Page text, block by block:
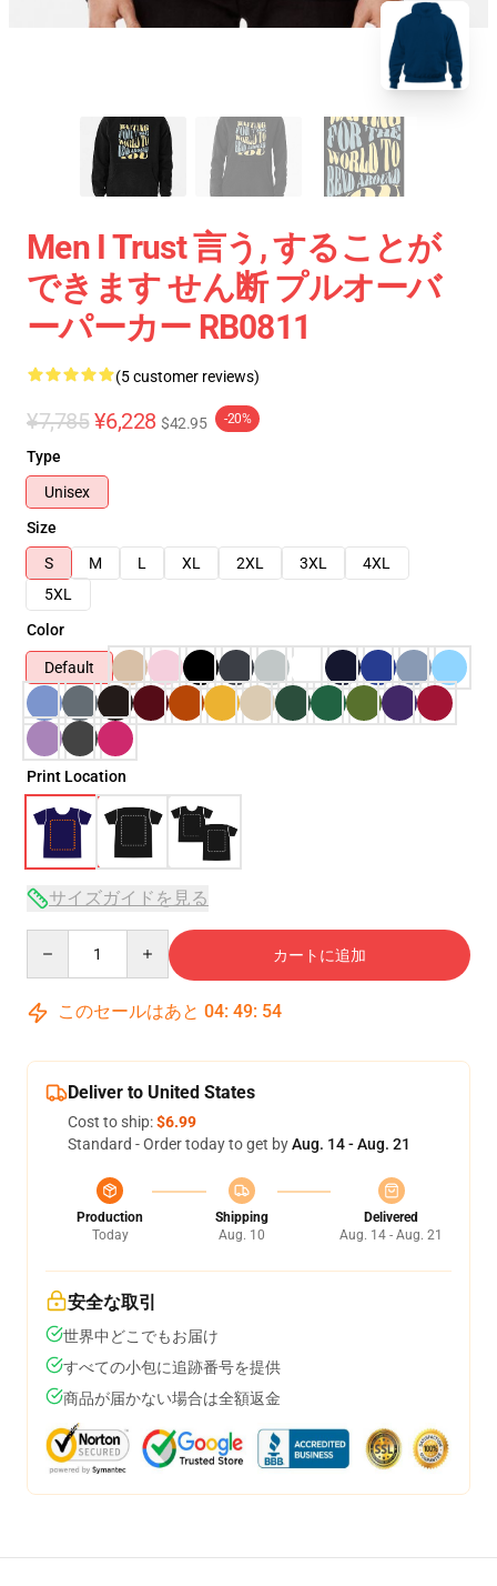
Men I Trust 言う, することが
できます せん断 プルオーバ
ーパーカー RB0811
(5 customer reviews)
¥7,785 ¥6,228 $42.95 -20%
Type
Unisex
Size
S
M L XL 2XL 3XL
4XL
5XL
Color
Default
Print Location
サイズガイドを見る
カートに追加
このセールはあと 04: 49: 54
Deliver to United States
Cost to ship:$6.99
Standard - Order today to get byAug. 14 - Aug. 21
Production
Today
Shipping
Aug. 10
Delivered
Aug. 14 - Aug. 21
安全な取引
世界中どこでもお届け
すべての小包に追跡番号を提供
商品が届かない場合は全額返金